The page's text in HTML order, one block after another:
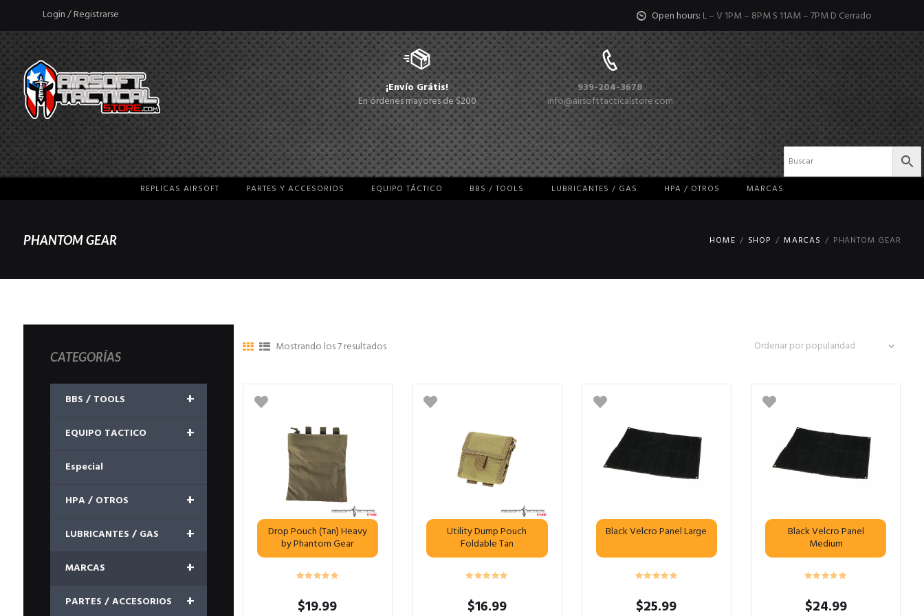
Login / Registrarse Open hours: L – V 1PM – 8PM S 11AM – 7PM D Cerrado
¡Envío Grátis!
En órdenes mayores de $200
939-204-3678
info@airsofttacticalstore.com
REPLICAS AIRSOFT PARTES Y ACCESORIOS EQUIPO TÁCTICO BBS / TOOLS LUBRICANTES / GAS HPA / OTROS MARCAS
PHANTOM GEAR HOME SHOP MARCAS PHANTOM GEAR
Mostrando los 7 resultados
Drop Pouch (Tan) Heavy
by Phantom Gear
$19.99
Utility Dump Pouch
Foldable Tan
$16.99
Black Velcro Panel Large
$25.99
Black Velcro Panel
Medium
$24.99
CATEGORÍAS
+
BBS / TOOLS
+
EQUIPO TACTICO
Especial
+
HPA / OTROS
+
LUBRICANTES / GAS
+
MARCAS
+
PARTES / ACCESORIOS